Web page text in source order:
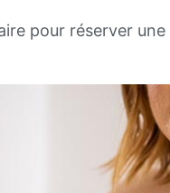
pour réserver